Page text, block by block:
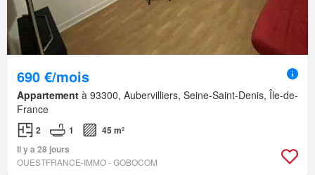
690 €/mois
Appartement à 93300, Aubervilliers, Seine-Saint-Denis, Île-de-
France
2 1
45 m²
Il y a 28 jours
OUESTFRANCE-IMMO - GOBOCOM